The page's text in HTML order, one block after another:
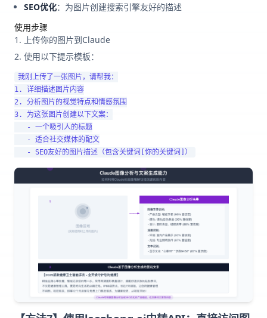
SEO优化：为图片创建搜索引擎友好的描述
使用步骤
上传你的图片到Claude
使用以下提示模板：
我刚上传了一张图片，请帮我：
1. 详细描述图片内容
2. 分析图片的视觉特点和情感氛围
3. 为这张图片创建以下文案：
   - 一个吸引人的标题
   - 适合社交媒体的配文